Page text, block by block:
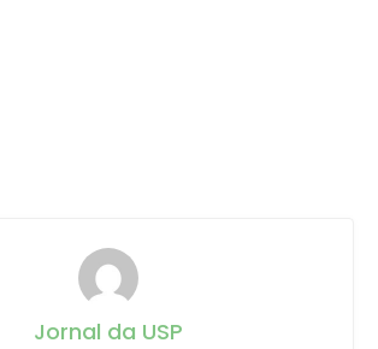
Jornal da USP